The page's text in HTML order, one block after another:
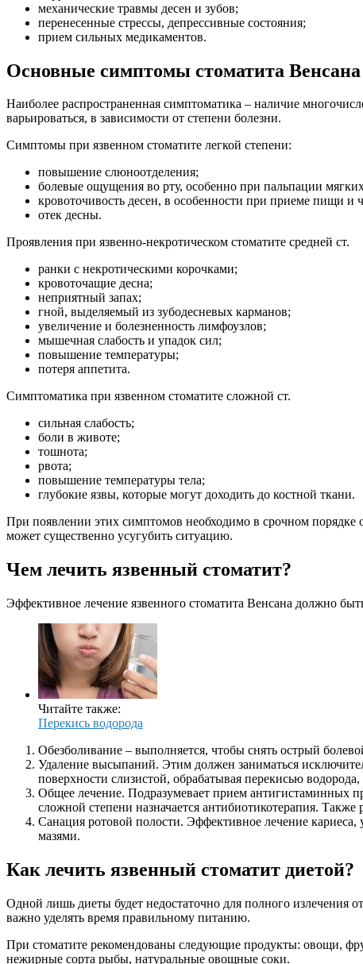
механические травмы десен и зубов;
перенесенные стрессы, депрессивные состояния;
прием сильных медикаментов.
Основные симптомы стоматита Венсана
Наиболее распространенная симптоматика – наличие
варьироваться, в зависимости от степени болезни.
Симптомы при язвенном стоматите легкой степени:
повышение слюноотделения;
болевые ощущения во рту, особенно при пальпации
кровоточивость десен, в особенности при приеме пищи и
отек десны.
Проявления при язвенно-некротическом стоматите средней ст.
ранки с некротическими корочками;
кровоточащие десна;
неприятный запах;
гной, выделяемый из зубодесневых карманов;
увеличение и болезненность лимфоузлов;
мышечная слабость и упадок сил;
повышение температуры;
потеря аппетита.
Симптоматика при язвенном стоматите сложной ст.
сильная слабость;
боли в животе;
тошнота;
рвота;
повышение температуры тела;
глубокие язвы, которые могут доходить до костной ткани.
При появлении этих симптомов необходимо в срочном порядке
может существенно усугубить ситуацию.
Чем лечить язвенный стоматит?
Эффективное лечение язвенного стоматита Венсана должно
Читайте также:
Перекись водорода
Обезболивание – выполняется, чтобы снять острый
Удаление высыпаний. Этим должен заниматься
поверхности слизистой, обрабатывая перекисью
Общее лечение. Подразумевает прием антигистаминных
сложной степени назначается антибиотикотерапия.
Санация ротовой полости. Эффективное лечение кариеса,
мазями.
Как лечить язвенный стоматит диетой?
Одной лишь диеты будет недостаточно для полного излечения
важно уделять время правильному питанию.
При стоматите рекомендованы следующие продукты: овощи,
нежирные сорта рыбы, натуральные овощные соки.